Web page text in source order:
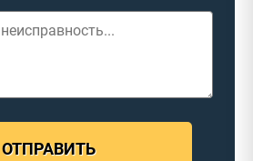
ОТПРАВИТЬ